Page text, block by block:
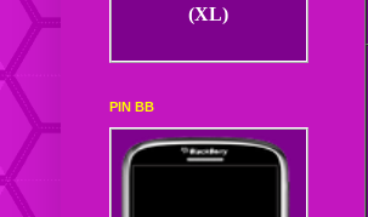
(XL)
PIN BB